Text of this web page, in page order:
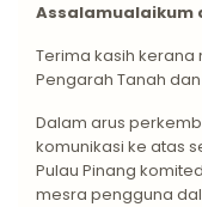
Assalamualaikum
Terima kasih kerana
Pengarah Tanah
Dalam arus
komunikasi ke atas
Pulau Pinang
mesra pengguna